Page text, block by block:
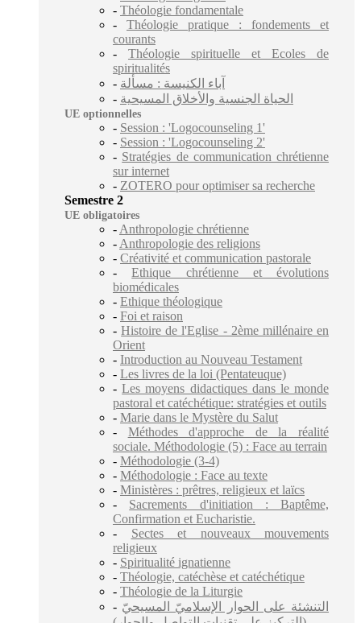
- Théologie fondamentale
- Théologie pratique : fondements et
courants
- Théologie spirituelle et Ecoles de
spiritualités
- آباء الكنيسة : مسألة
- الحياة الجنسية والأخلاق المسيحية
UE optionnelles
- Session : 'Logocounseling 1'
- Session : 'Logocounseling 2'
- Stratégies de communication chrétienne
sur internet
- ZOTERO pour optimiser sa recherche
Semestre 2
UE obligatoires
- Anthropologie chrétienne
- Anthropologie des religions
- Créativité et communication pastorale
-Ethique chrétienne et évolutions
biomédicales
- Ethique théologique
- Foi et raison
-Histoire de l'Eglise - 2ème millénaire en
Orient
- Introduction au Nouveau Testament
- Les livres de la loi (Pentateuque)
-Les moyens didactiques dans le monde
pastoral et catéchétique: stratégies et outils
- Marie dans le Mystère du Salut
- Méthodes d'approche de la réalité
sociale. Méthodologie (5) : Face au terrain
- Méthodologie (3-4)
- Méthodologie : Face au texte
- Ministères : prêtres, religieux et laïcs
- Sacrements d'initiation : Baptême,
Confirmation et Eucharistie.
- Sectes et nouveaux mouvements
religieux
- Spiritualité ignatienne
- Théologie, catéchèse et catéchétique
- Théologie de la Liturgie
- التنشئة على الحوار الإسلاميّ المسيحيّ